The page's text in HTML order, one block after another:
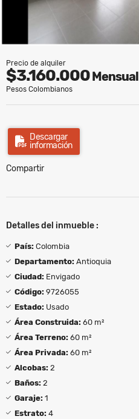
Precio de alquiler
$3.160.000Mensual
Pesos Colombianos
Descargar
información
Compartir
Detalles del inmueble :
País: Colombia
Departamento: Antioquia
Ciudad: Envigado
Código: 9726055
Estado: Usado
Área Construida: 60 m²
Área Terreno: 60 m²
Área Privada: 60 m²
Alcobas: 2
Baños: 2
Garaje: 1
Estrato: 4